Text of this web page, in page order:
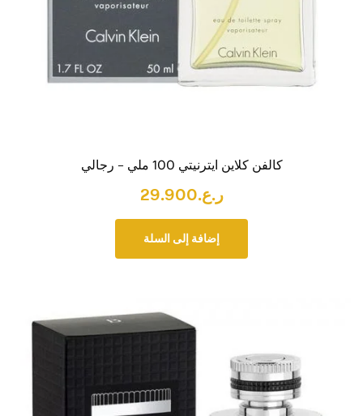
كالفن كلاين ايترنيتي 100 ملي – رجالي
ر.ع.29.900
إضافة إلى السلة